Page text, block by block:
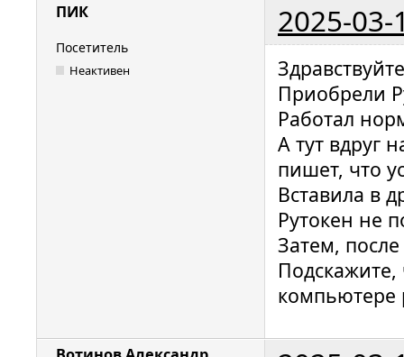
ПИК 2025-03-
Посетитель
Неактивен
Приобрели
Работал
А тут вдруг
пишет, что
Вставила в
Рутокен не
Затем, после
компьютере